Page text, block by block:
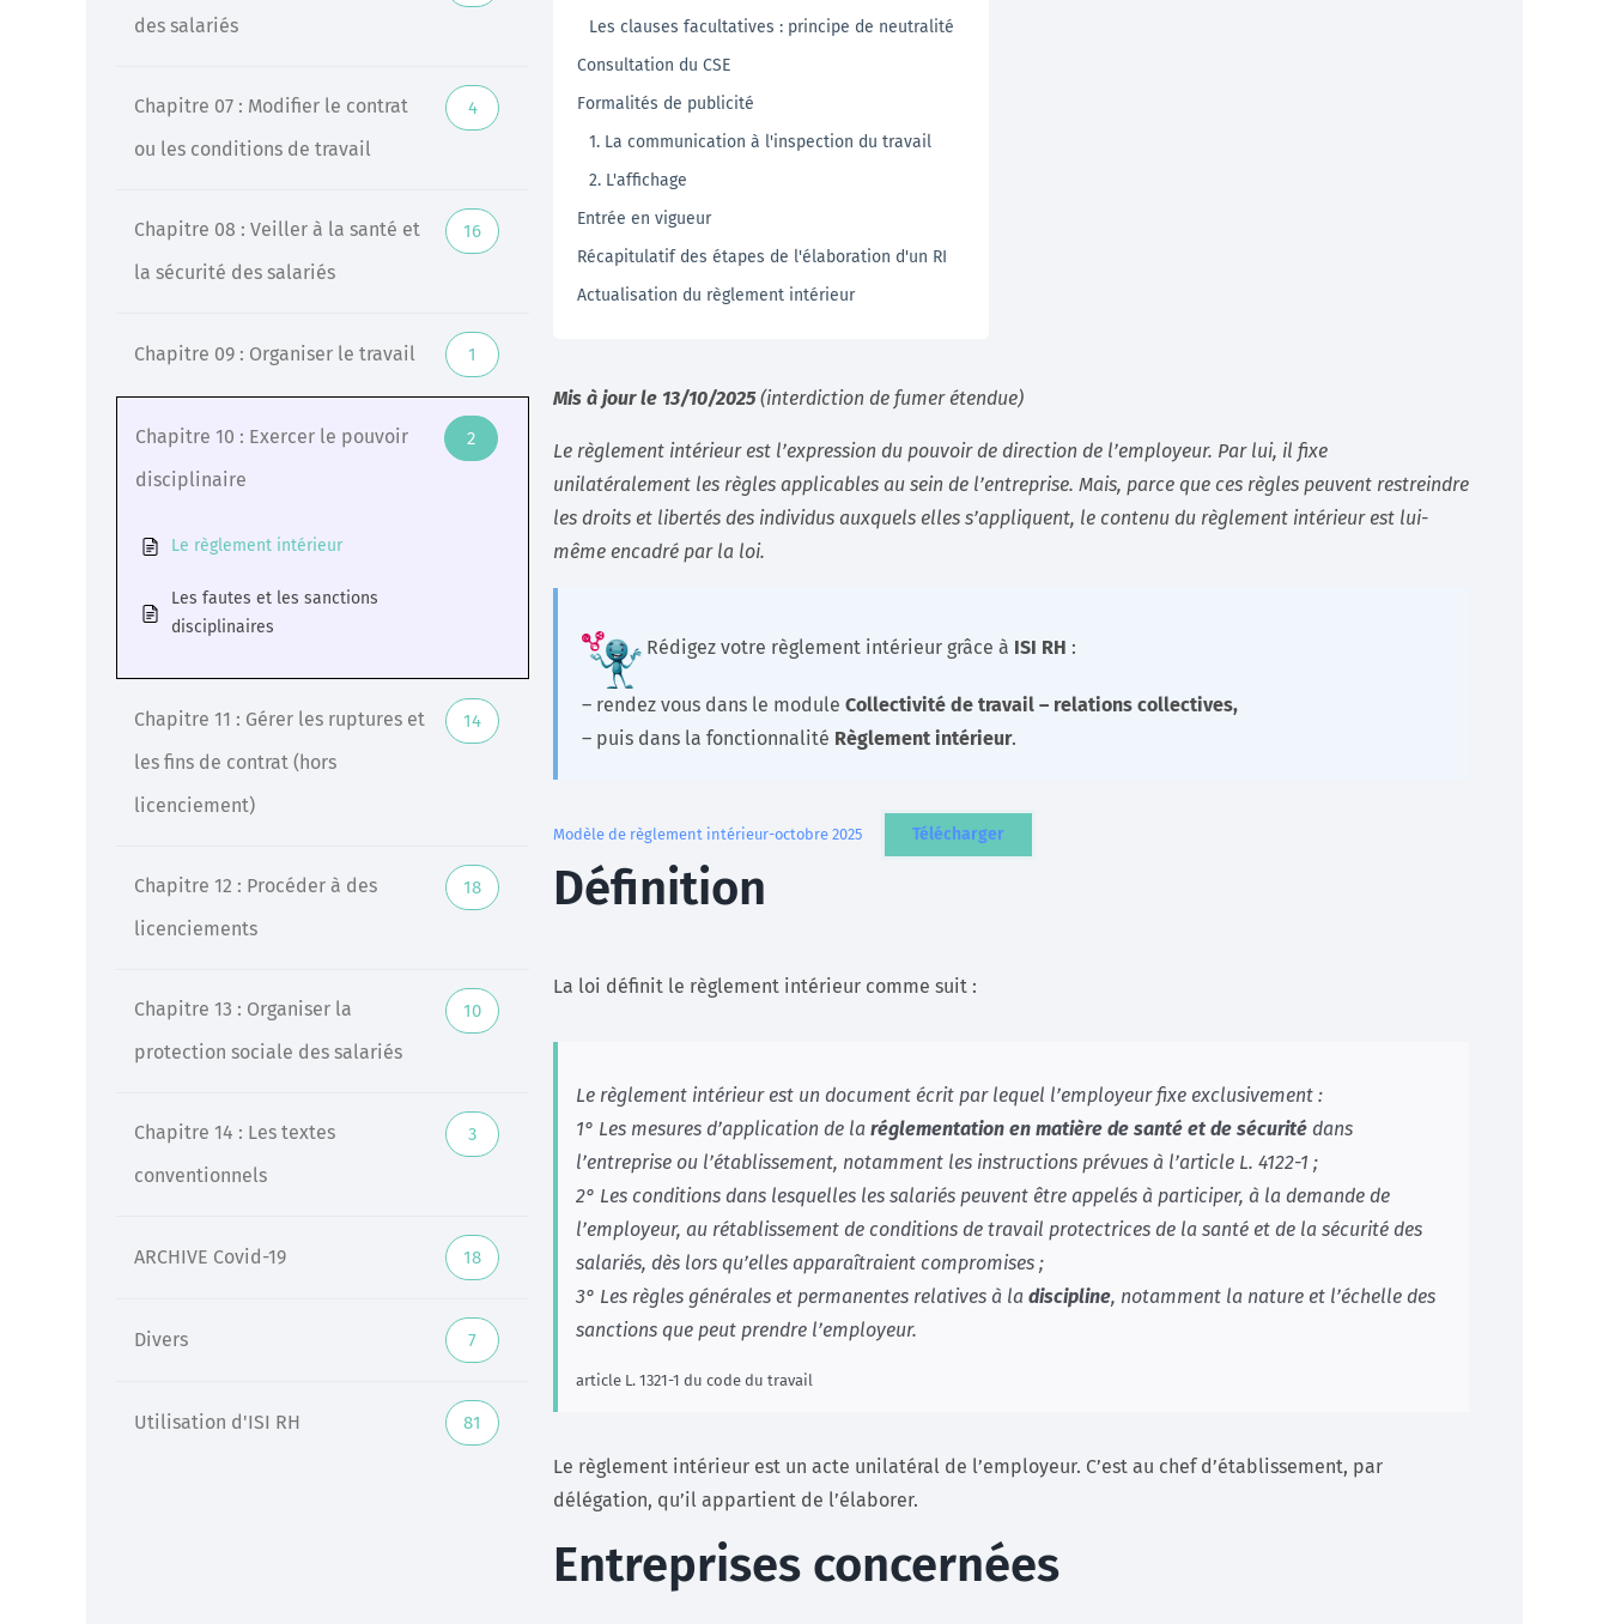
des salariés
Chapitre 07 : Modifier le contrat
ou les conditions de travail
4
Chapitre 08 : Veiller à la santé et
la sécurité des salariés
16
Chapitre 09 : Organiser le travail 1
Chapitre 10 : Exercer le pouvoir
disciplinaire
2
Le règlement intérieur
Les fautes et les sanctions
disciplinaires
Chapitre 11 : Gérer les ruptures et
les fins de contrat (hors
licenciement)
14
Chapitre 12 : Procéder à des
licenciements
18
Chapitre 13 : Organiser la
protection sociale des salariés
10
Chapitre 14 : Les textes
conventionnels
3
ARCHIVE Covid-19 18
Divers 7
Utilisation d'ISI RH 81
Les clauses facultatives : principe de neutralité
Consultation du CSE
Formalités de publicité
1. La communication à l'inspection du travail
2. L'affichage
Entrée en vigueur
Récapitulatif des étapes de l'élaboration d'un RI
Actualisation du règlement intérieur
Mis à jour le 13/10/2025(interdiction de fumer étendue)
Le règlement intérieur est l’expression du pouvoir de direction de l’employeur. Par lui, il fixe
unilatéralement les règles applicables au sein de l’entreprise. Mais, parce que ces règles peuvent restreindre
les droits et libertés des individus auxquels elles s’appliquent, le contenu du règlement intérieur est lui-
même encadré par la loi.
Rédigez votre règlement intérieur grâce à ISI RH :
– rendez vous dans le module Collectivité de travail – relations collectives,
– puis dans la fonctionnalité Règlement intérieur.
Modèle de règlement intérieur-octobre 2025 Télécharger
Définition
La loi définit le règlement intérieur comme suit :
Le règlement intérieur est un document écrit par lequel l’employeur fixe exclusivement :
1° Les mesures d’application de la réglementation en matière de santé et de sécurité dans
l’entreprise ou l’établissement, notamment les instructions prévues à l’article L. 4122-1 ;
2° Les conditions dans lesquelles les salariés peuvent être appelés à participer, à la demande de
l’employeur, au rétablissement de conditions de travail protectrices de la santé et de la sécurité des
salariés, dès lors qu’elles apparaîtraient compromises ;
3° Les règles générales et permanentes relatives à la discipline, notamment la nature et l’échelle des
sanctions que peut prendre l’employeur.
article L. 1321-1 du code du travail
Le règlement intérieur est un acte unilatéral de l’employeur. C’est au chef d’établissement, par
délégation, qu’il appartient de l’élaborer.
Entreprises concernées